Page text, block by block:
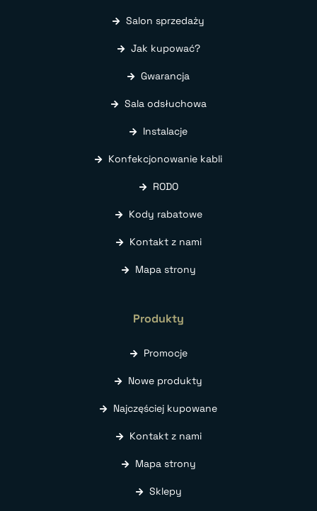
Salon sprzedaży
Jak kupować?
Gwarancja
Sala odsłuchowa
Instalacje
Konfekcjonowanie kabli
RODO
Kody rabatowe
Kontakt z nami
Mapa strony
Produkty
Promocje
Nowe produkty
Najczęściej kupowane
Kontakt z nami
Mapa strony
Sklepy